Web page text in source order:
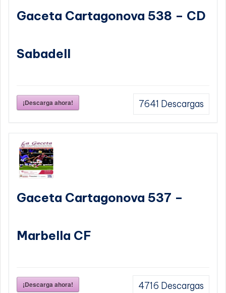
Gaceta Cartagonova 538 – CD
Sabadell
¡Descarga ahora! 7641 Descargas
Gaceta Cartagonova 537 –
Marbella CF
¡Descarga ahora! 4716 Descargas